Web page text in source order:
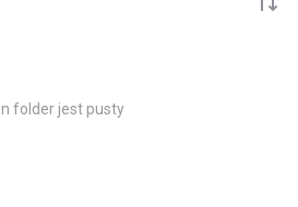
folder jest pusty